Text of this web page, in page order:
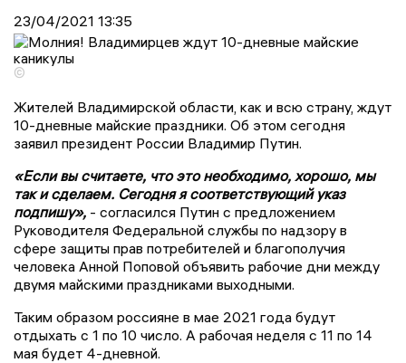
23/04/2021 13:35
©
Жителей Владимирской области, как и всю страну, ждут
10-дневные майские праздники. Об этом сегодня
заявил президент России Владимир Путин.
«Если вы считаете, что это необходимо, хорошо, мы
так и сделаем. Сегодня я соответствующий указ
подпишу», - согласился Путин с предложением
Руководителя Федеральной службы по надзору в
сфере защиты прав потребителей и благополучия
человека Анной Поповой объявить рабочие дни между
двумя майскими праздниками выходными.
Таким образом россияне в мае 2021 года будут
отдыхать с 1 по 10 число. А рабочая неделя с 11 по 14
мая будет 4-дневной.